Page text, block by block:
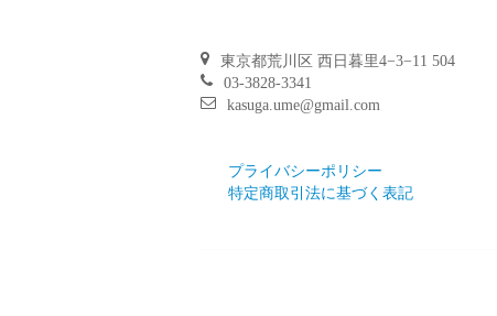
東京都荒川区 西日暮里4−3−11 504
03-3828-3341
kasuga.ume@gmail.com
プライバシーポリシー
特定商取引法に基づく表記